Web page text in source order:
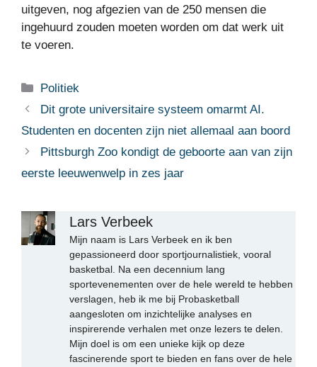
uitgeven, nog afgezien van de 250 mensen die
ingehuurd zouden moeten worden om dat werk uit
te voeren.
Categorieën
Politiek
Dit grote universitaire systeem omarmt AI.
Studenten en docenten zijn niet allemaal aan boord
Pittsburgh Zoo kondigt de geboorte aan van zijn
eerste leeuwenwelp in zes jaar
Lars Verbeek
Mijn naam is Lars Verbeek en ik ben
gepassioneerd door sportjournalistiek, vooral
basketbal. Na een decennium lang
sportevenementen over de hele wereld te hebben
verslagen, heb ik me bij Probasketball
aangesloten om inzichtelijke analyses en
inspirerende verhalen met onze lezers te delen.
Mijn doel is om een unieke kijk op deze
fascinerende sport te bieden en fans over de hele